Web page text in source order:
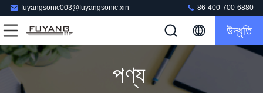
fuyangsonic003@fuyangsonic.xin 86-400-700-6880
উদ্ধৃতি
পণ্য